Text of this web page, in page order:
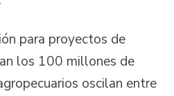
para proyectos de
los 100 millones de
oscilan entre